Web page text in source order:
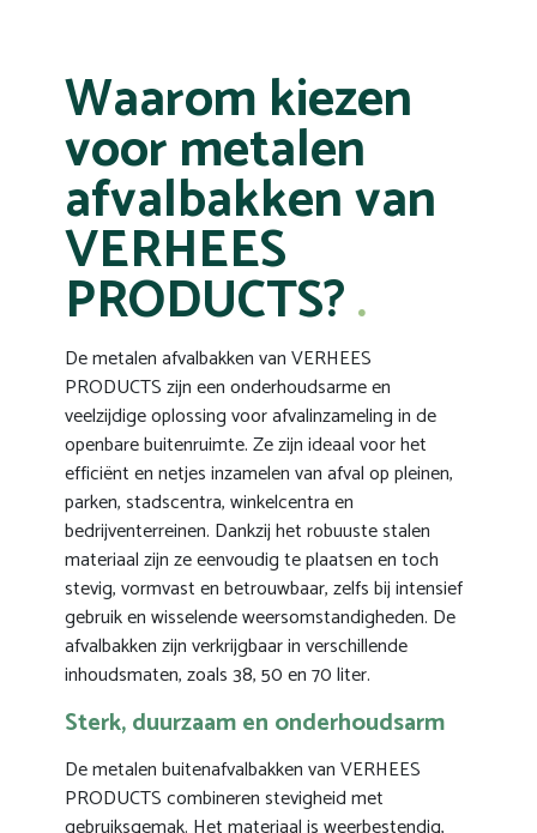
Waarom kiezen
voor metalen
afvalbakken van
VERHEES
PRODUCTS?
De metalen afvalbakken van VERHEES
PRODUCTS zijn een onderhoudsarme en
veelzijdige oplossing voor afvalinzameling in de
openbare buitenruimte. Ze zijn ideaal voor het
efficiënt en netjes inzamelen van afval op pleinen,
parken, stadscentra, winkelcentra en
bedrijventerreinen. Dankzij het robuuste stalen
materiaal zijn ze eenvoudig te plaatsen en toch
stevig, vormvast en betrouwbaar, zelfs bij intensief
gebruik en wisselende weersomstandigheden. De
afvalbakken zijn verkrijgbaar in verschillende
inhoudsmaten, zoals 38, 50 en 70 liter.
Sterk, duurzaam en onderhoudsarm
De metalen buitenafvalbakken van VERHEES
PRODUCTS combineren stevigheid met